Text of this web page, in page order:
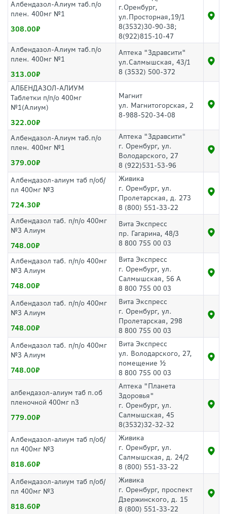
Албендазол-Алиум таб.п/о
плен. 400мг №1
308.00
г.Оренбург,
ул.Просторная,19/1
8(3532)30-90-38;
8(922)815-10-47
Албендазол-Алиум таб.п/о
плен. 400мг №1
313.00
Аптека "Здравсити"
ул.Салмышская, 43/1
8 (3532) 500-372
АЛБЕНДАЗОЛ-АЛИУМ
Таблетки п/п/о 400мг
№1(Алиум)
322.00
Магнит
ул. Магнитогорская, 2
8-988-520-34-08
Албендазол-Алиум таб.п/о
плен. 400мг №1
379.00
Аптека "Здравсити"
г. Оренбург, ул.
Володарского, 27
8 (922)531-53-96
Албендазол-алиум таб п/об/
пл 400мг №3
724.30
Живика
г. Оренбург, ул.
Пролетарская, д. 273
8 (800) 551-33-22
Албендазол таб. п/п/о 400мг
№3 Алиум
748.00
Вита Экспресс
пр. Гагарина, 48/3
8 800 755 00 03
Албендазол таб. п/п/о 400мг
№3 Алиум
748.00
Вита Экспресс
г. Оренбург, ул.
Салмышская, 56 А
8 800 755 00 03
Албендазол таб. п/п/о 400мг
№3 Алиум
748.00
Вита Экспресс
г. Оренбург, ул.
Пролетарская, 298
8 800 755 00 03
Албендазол таб. п/п/о 400мг
№3 Алиум
748.00
Вита Экспресс
ул. Володарского, 27,
помещение ½
8 800 755 00 03
албендазол-алиум таб п.об
пленочной 400мг n3
779.00
Аптека "Планета
Здоровья"
г. Оренбург, ул.
Салмышская, 45
8(3532)32-32-32
Албендазол-алиум таб п/об/
пл 400мг №3
818.60
Живика
г. Оренбург, ул.
Салмышская, д. 24/2
8 (800) 551-33-22
Албендазол-алиум таб п/об/
пл 400мг №3
818.60
Живика
г. Оренбург, проспект
Дзержинского, д. 15
8 (800) 551-33-22